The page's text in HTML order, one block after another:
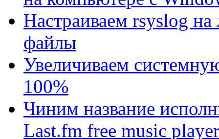
Настраиваем rsyslog на
файлы
Увеличиваем
100%
Чиним название
Last.fm free music